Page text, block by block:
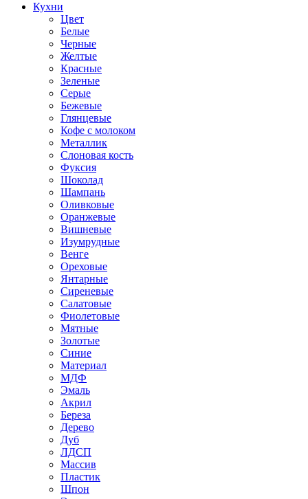
Кухни
Цвет
Белые
Черные
Желтые
Красные
Зеленые
Серые
Бежевые
Глянцевые
Кофе с молоком
Металлик
Слоновая кость
Фуксия
Шоколад
Шампань
Оливковые
Оранжевые
Вишневые
Изумрудные
Венге
Ореховые
Янтарные
Сиреневые
Салатовые
Фиолетовые
Мятные
Золотые
Синие
Материал
МДФ
Эмаль
Акрил
Береза
Дерево
Дуб
ЛДСП
Массив
Пластик
Шпон